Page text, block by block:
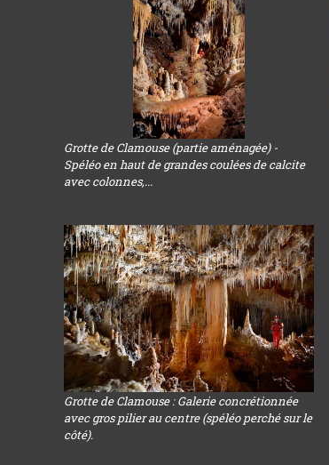
Grotte de Clamouse (partie aménagée) -
Spéléo en haut de grandes coulées de calcite
avec colonnes,...
Grotte de Clamouse : Galerie concrétionnée
avec gros pilier au centre (spéléo perché sur le
côté).